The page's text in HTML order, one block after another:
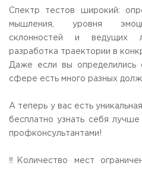
системе ВО
Федеральное учебно-
системе СПО
Конкурс ППС
ТЕЛЕФОНЫ
+7 (495) 940 83 00
E-MAIL
info@rguts.ru
ГРАФИК И РЕЖИМ РАБОТЫ
пн-чт: с 09:00 до 18:00;
сб-вс: выходной
Спектр тестов широкий:
мышления, уровня
склонностей и ведущих
разработка траектории в
Даже если вы определились
сфере есть много разных
А теперь у вас есть
бесплатно узнать себя
профконсультантами!
‼️Количество мест